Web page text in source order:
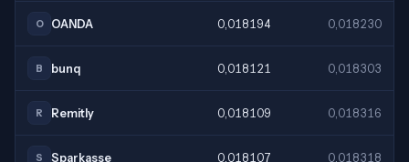
O OANDA 0,018194 0,018230
B bunq 0,018121 0,018303
R Remitly 0,018109 0,018316
S Sparkasse 0,018107 0,018318